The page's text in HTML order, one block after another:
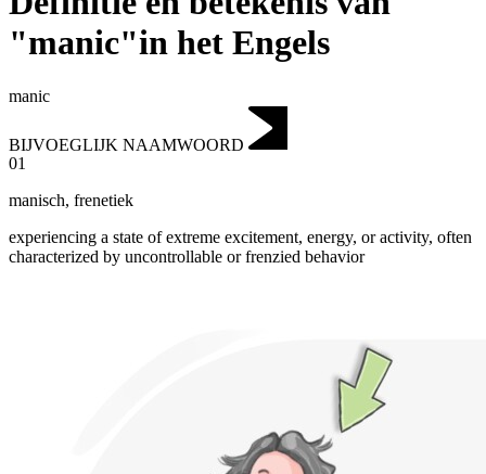
"manic"in het Engels
manic
BIJVOEGLIJK NAAMWOORD
01
manisch, frenetiek
experiencing a state of extreme excitement, energy, or activity, often
characterized by uncontrollable or frenzied behavior